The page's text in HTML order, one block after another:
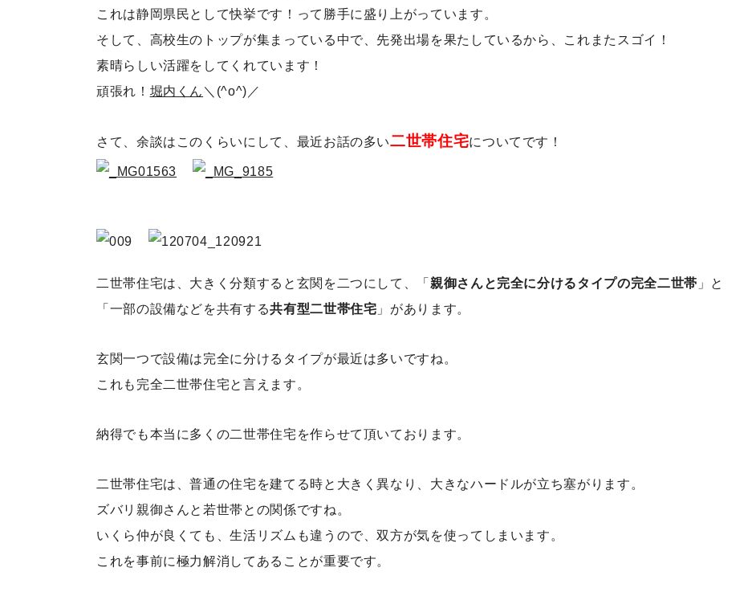
これは静岡県民として快挙です！って勝手に盛り上がっています。
そして、高校生のトップが集まっている中で、先発出場を果たしているから、これまたスゴイ！
素晴らしい活躍をしてくれています！
頑張れ！ 堀内くん ＼(^o^)／
さて、余談はこのくらいにして、最近お話の多い二世帯住宅についてです！
二世帯住宅は、大きく分類すると玄関を二つにして、「親御さんと完全に分けるタイプの完全二世帯 」と
「一部の設備などを共有する共有型二世帯住宅 」があります。
玄関一つで設備は完全に分けるタイプが最近は多いですね。
これも完全二世帯住宅と言えます。
納得でも本当に多くの二世帯住宅を作らせて頂いております。
二世帯住宅は、普通の住宅を建てる時と大きく異なり、大きなハードルが立ち塞がります。
ズバリ親御さんと若世帯との関係ですね。
いくら仲が良くても、生活リズムも違うので、双方が気を使ってしまいます。
これを事前に極力解消してあることが重要です。